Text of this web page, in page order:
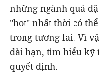
những ngành quá
"hot" nhất thời có
trong tương lai. Vì
dài hạn, tìm hiểu kỹ
quyết định.